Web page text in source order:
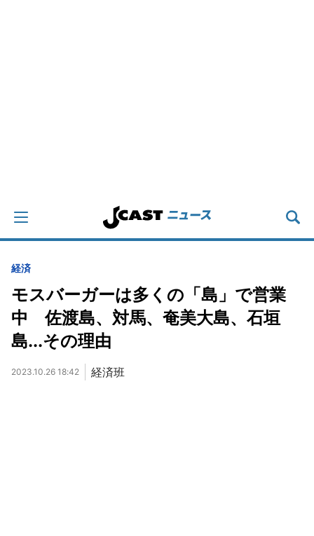
経済
モスバーガーは多くの「島」で営業
中 佐渡島、対馬、奄美大島、石垣
島...その理由
2023.10.26 18:42 経済班